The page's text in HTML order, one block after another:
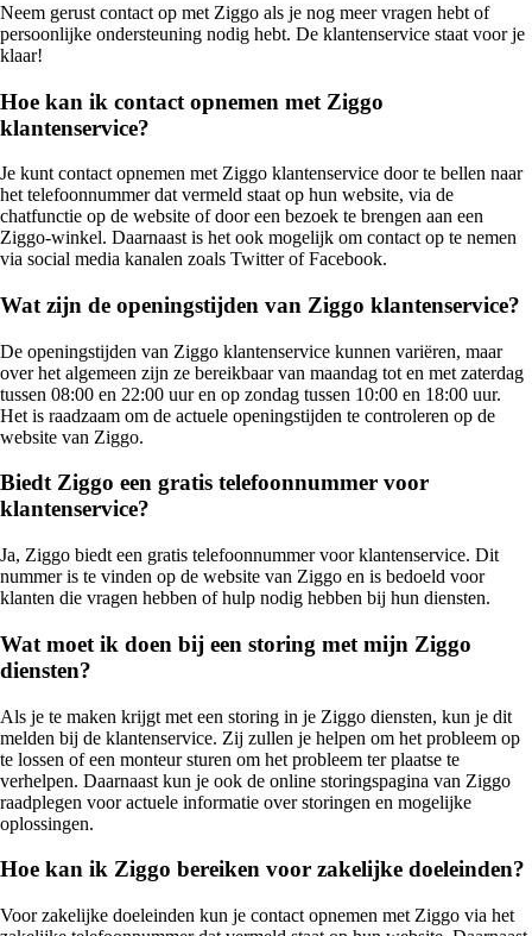
Neem gerust contact op met Ziggo als je nog meer vragen hebt of
persoonlijke ondersteuning nodig hebt. De klantenservice staat voor je
klaar!
Hoe kan ik contact opnemen met Ziggo
klantenservice?
Je kunt contact opnemen met Ziggo klantenservice door te bellen naar
het telefoonnummer dat vermeld staat op hun website, via de
chatfunctie op de website of door een bezoek te brengen aan een
Ziggo-winkel. Daarnaast is het ook mogelijk om contact op te nemen
via social media kanalen zoals Twitter of Facebook.
Wat zijn de openingstijden van Ziggo klantenservice?
De openingstijden van Ziggo klantenservice kunnen variëren, maar
over het algemeen zijn ze bereikbaar van maandag tot en met zaterdag
tussen 08:00 en 22:00 uur en op zondag tussen 10:00 en 18:00 uur.
Het is raadzaam om de actuele openingstijden te controleren op de
website van Ziggo.
Biedt Ziggo een gratis telefoonnummer voor
klantenservice?
Ja, Ziggo biedt een gratis telefoonnummer voor klantenservice. Dit
nummer is te vinden op de website van Ziggo en is bedoeld voor
klanten die vragen hebben of hulp nodig hebben bij hun diensten.
Wat moet ik doen bij een storing met mijn Ziggo
diensten?
Als je te maken krijgt met een storing in je Ziggo diensten, kun je dit
melden bij de klantenservice. Zij zullen je helpen om het probleem op
te lossen of een monteur sturen om het probleem ter plaatse te
verhelpen. Daarnaast kun je ook de online storingspagina van Ziggo
raadplegen voor actuele informatie over storingen en mogelijke
oplossingen.
Hoe kan ik Ziggo bereiken voor zakelijke doeleinden?
Voor zakelijke doeleinden kun je contact opnemen met Ziggo via het